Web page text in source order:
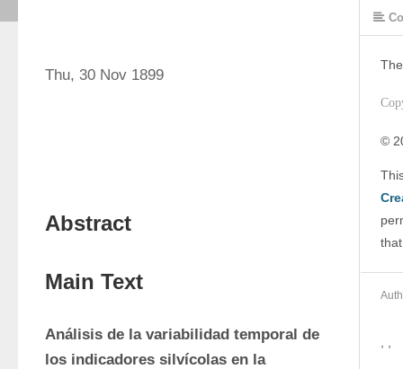
Thu, 30 Nov 1899
Abstract
Main Text
Análisis de la variabilidad temporal de
los indicadores silvícolas en la
©